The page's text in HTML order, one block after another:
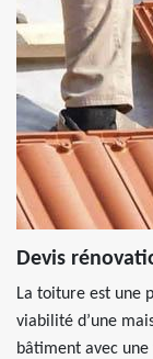
Devis
La toiture est une
viabilité d’une
bâtiment avec